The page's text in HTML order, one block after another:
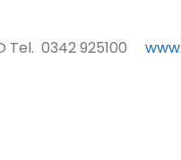
Tel. 0342 925100